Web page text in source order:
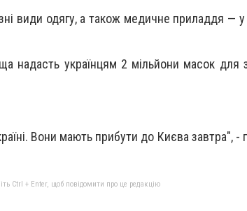
види одягу, а також медичне приладдя — у
надасть українцям 2 мільйони масок для
Вони мають прибути до Києва завтра", -
Ctrl + Enter, щоб повідомити про це редакцію